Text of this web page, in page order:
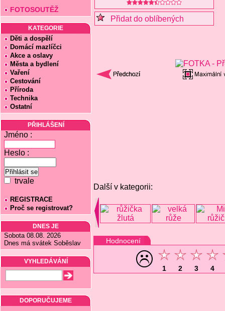
FOTOSOUTĚŽ
KATEGORIE
Děti a dospělí
Domácí mazlíčci
Akce a oslavy
Města a bydlení
Vaření
Cestování
Příroda
Technika
Ostatní
PŘIHLÁŠENÍ
Jméno :
Heslo :
trvale
REGISTRACE
Proč se registrovat?
DNES JE
Sobota 08.08. 2026
Dnes má svátek Soběslav
VYHLEDÁVÁNÍ
DOPORUČUJEME
Přidat do oblíbených
Další v kategorii:
Hodnocení
1 2 3 4